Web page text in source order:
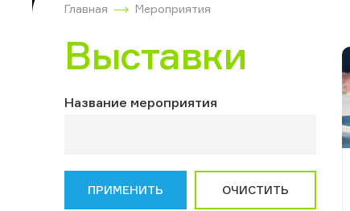
Главная Мероприятия
Выставки
Название мероприятия
ПРИМЕНИТЬ ОЧИСТИТЬ